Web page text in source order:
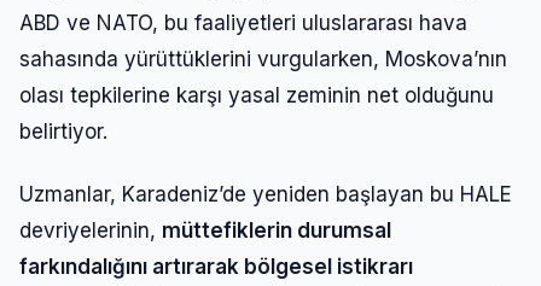
ABD ve NATO, bu faaliyetleri uluslararası hava
sahasında yürüttüklerini vurgularken, Moskova’nın
olası tepkilerine karşı yasal zeminin net olduğunu
belirtiyor.
Uzmanlar, Karadeniz’de yeniden başlayan bu HALE
devriyelerinin, müttefiklerin durumsal
farkındalığını artırarak bölgesel istikrarı